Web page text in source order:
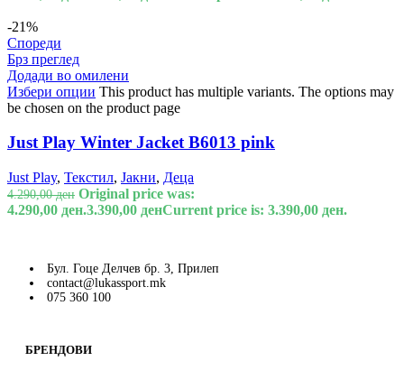
-21%
Спореди
Брз преглед
Додади во омилени
Избери опции This product has multiple variants. The options may
be chosen on the product page
Just Play Winter Jacket B6013 pink
Just Play, Текстил, Јакни, Деца
4.290,00ден Original price was:
4.290,00 ден.3.390,00 денCurrent price is: 3.390,00 ден.
Бул. Гоце Делчев бр. 3, Прилеп
contact@lukassport.mk
075 360 100
БРЕНДОВИ